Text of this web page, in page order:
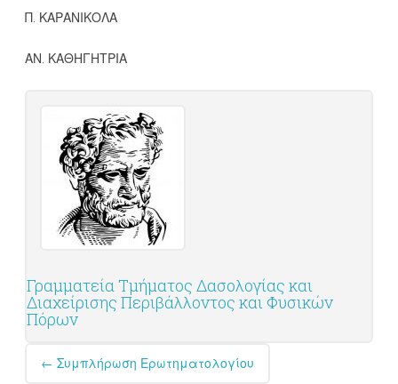
Π. ΚΑΡΑΝΙΚΟΛΑ
ΑΝ. ΚΑΘΗΓΗΤΡΙΑ
Γραμματεία Τμήματος Δασολογίας και
Διαχείρισης Περιβάλλοντος και Φυσικών
Πόρων
Post
← Συμπλήρωση Ερωτηματολογίου